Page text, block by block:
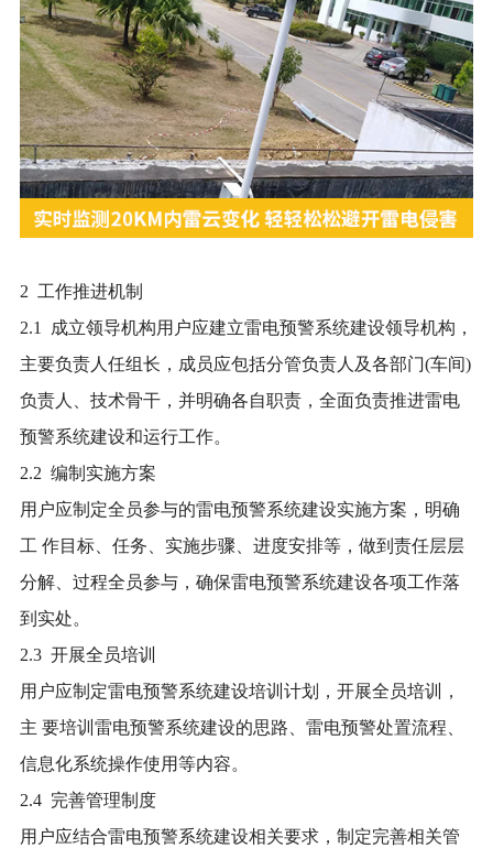
2 工作推进机制
2.1 成立领导机构用户应建立雷电预警系统建设领导机构，
主要负责人任组长，成员应包括分管负责人及各部门(车间)
负责人、技术骨干，并明确各自职责，全面负责推进雷电
预警系统建设和运行工作。
2.2 编制实施方案
用户应制定全员参与的雷电预警系统建设实施方案，明确
工 作目标、任务、实施步骤、进度安排等，做到责任层层
分解、过程全员参与，确保雷电预警系统建设各项工作落
到实处。
2.3 开展全员培训
用户应制定雷电预警系统建设培训计划，开展全员培训，
主 要培训雷电预警系统建设的思路、雷电预警处置流程、
信息化系统操作使用等内容。
2.4 完善管理制度
用户应结合雷电预警系统建设相关要求，制定完善相关管